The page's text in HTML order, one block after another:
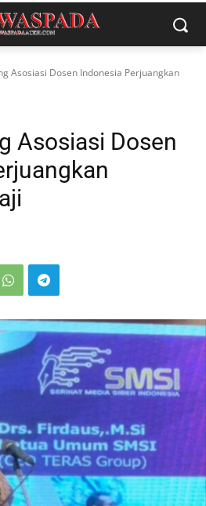
Asosiasi Dosen Indonesia Perjuangkan
Asosiasi Dosen